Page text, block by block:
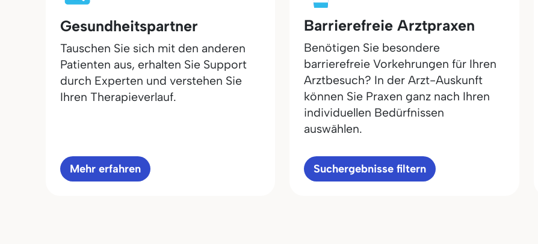
Gesundheitspartner
Tauschen Sie sich mit den anderen
Patienten aus, erhalten Sie Support
durch Experten und verstehen Sie
Ihren Therapieverlauf.
Mehr erfahren
Barrierefreie Arztpraxen
Benötigen Sie besondere
barrierefreie Vorkehrungen für Ihren
Arztbesuch? In der Arzt-Auskunft
können Sie Praxen ganz nach Ihren
individuellen Bedürfnissen
auswählen.
Suchergebnisse filtern